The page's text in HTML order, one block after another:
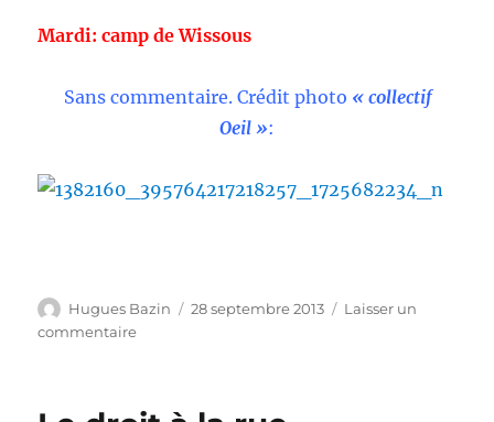
Mardi: camp de Wissous
Sans commentaire. Crédit photo « collectif
Oeil »:
Auteur
Hugues Bazin
Publié
28 septembre 2013
Laisser un
commentairesur